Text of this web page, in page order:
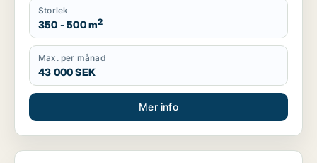
Storlek
350 - 500 m2
Max. per månad
43 000 SEK
Mer info